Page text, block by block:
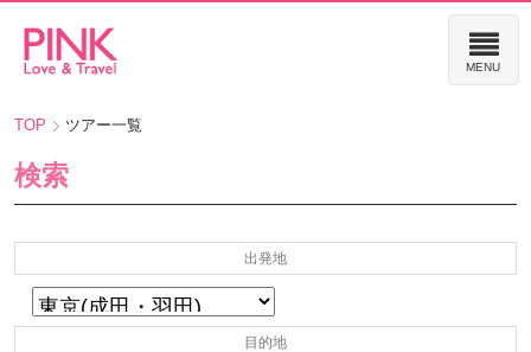
TOP ツアー一覧
検索
出発地
目的地